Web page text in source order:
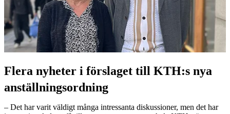
Flera nyheter i förslaget till KTH:s nya
anställningsordning
– Det har varit väldigt många intressanta diskussioner, men det har